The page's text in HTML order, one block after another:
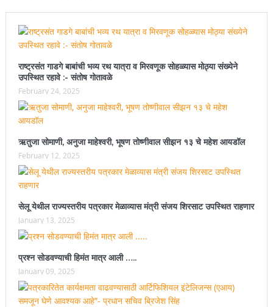
राष्ट्रसंत गाडगे बाबांची भव्य रथ यात्रा व मिरवणूक सोहळ्यास मोठ्या संख्येने
उपस्थित रहावे :- संतोष गोतावळे
February 24, 2025
ऋतुजा सोमाणी, अनुजा माहेश्वरी, भूषण तोष्णीवाल सीझन १३ चे महेश आयडॉल
February 12, 2025
सेलू येथील राज्यस्तरीय पत्रकार मेळाव्यास मंत्री संजय शिरसाट उपस्थित राहणार
January 13, 2025
प्रश्न सोडवण्याची हिमंत मात्र आली …..
January 09, 2025